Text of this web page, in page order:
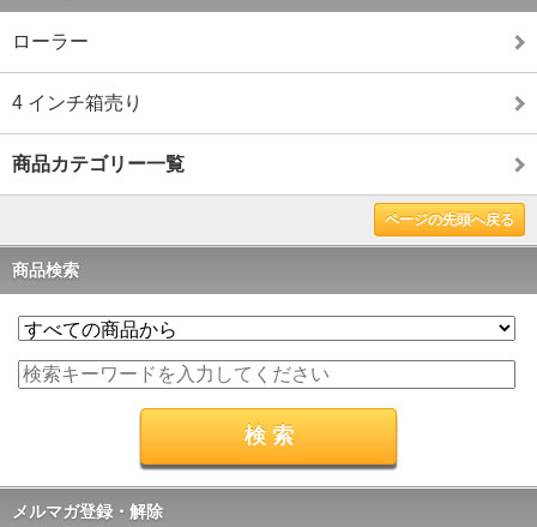
ローラー
4 インチ箱売り
商品カテゴリー一覧
ページの先頭へ戻る
商品検索
メルマガ登録・解除